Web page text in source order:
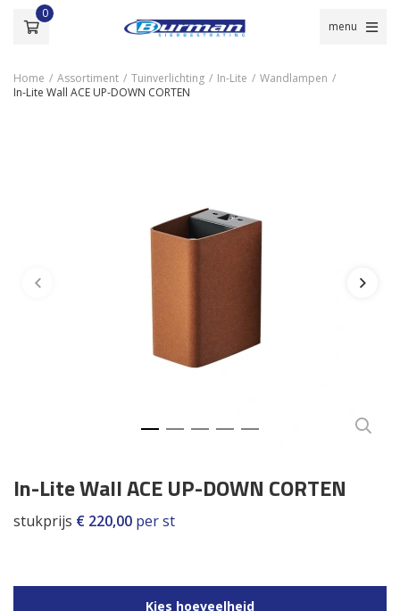
0
menu
Home / Assortiment / Tuinverlichting / In-Lite / Wandlampen /
In-Lite Wall ACE UP-DOWN CORTEN
In-Lite Wall ACE UP-DOWN CORTEN
stukprijs € 220,00 per st
Kies hoeveelheid